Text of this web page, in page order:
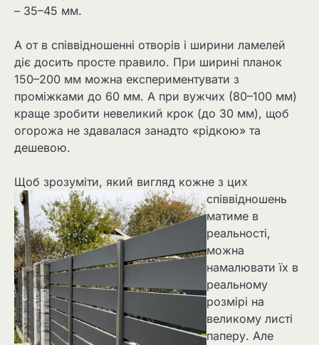
– 35–45 мм.
А от в співвідношенні отворів і ширини ламелей
діє досить просте правило. При ширині планок
150–200 мм можна експериментувати з
проміжками до 60 мм. А при вужчих (80–100 мм)
краще зробити невеликий крок (до 30 мм), щоб
огорожа не здавалася занадто «рідкою» та
дешевою.
Щоб зрозуміти, який вигляд кожне з цих
співвідношень
матиме в
реальності,
можна
намалювати їх в
реальному
розмірі на
великому листі
паперу. Але